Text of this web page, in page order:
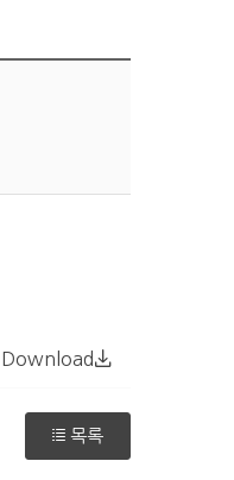
Download
목록